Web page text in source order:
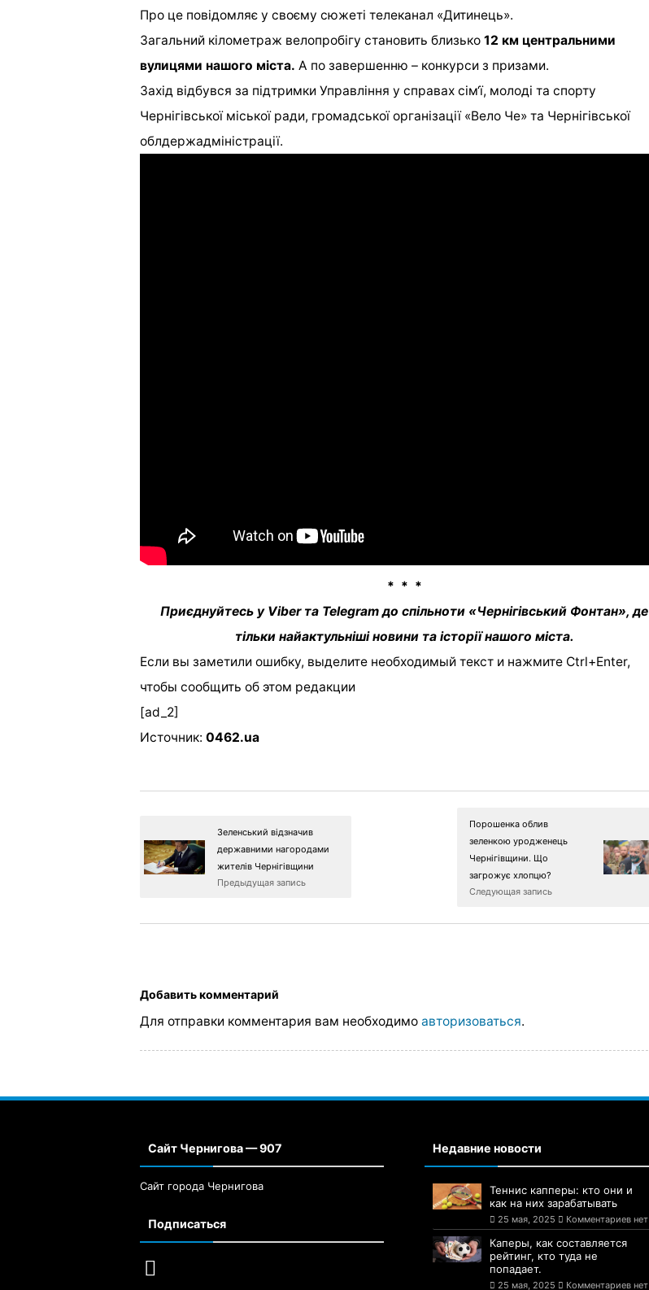
Про це повідомляє у своєму сюжеті телеканал «Дитинець».
Загальний кілометраж велопробігу становить близько 12 км центральними
вулицями нашого міста. А по завершенню – конкурси з призами.
Захід відбувся за підтримки Управління у справах сім‘ї, молоді та спорту
Чернігівської міської ради, громадської організації «Вело Че» та Чернігівської
облдержадміністрації.
* * *
Приєднуйтесь у Viber та Telegram до спільноти «Чернігівський Фонтан», де
тільки найактульніші новини та історії нашого міста.
Если вы заметили ошибку, выделите необходимый текст и нажмите Ctrl+Enter,
чтобы сообщить об этом редакции
[ad_2]
Источник: 0462.ua
Зеленський відзначив
державними нагородами
жителів Чернігівщини
Предыдущая запись
Порошенка облив
зеленкою уродженець
Чернігівщини. Що
загрожує хлопцю?
Следующая запись
Добавить комментарий
Для отправки комментария вам необходимо авторизоваться.
Сайт Чернигова — 907
Сайт города Чернигова
Подписаться
Недавние новости
Теннис капперы: кто они и
как на них зарабатывать
25 мая, 2025 Комментариев нет
Каперы, как составляется
рейтинг, кто туда не
попадает.
25 мая, 2025 Комментариев нет